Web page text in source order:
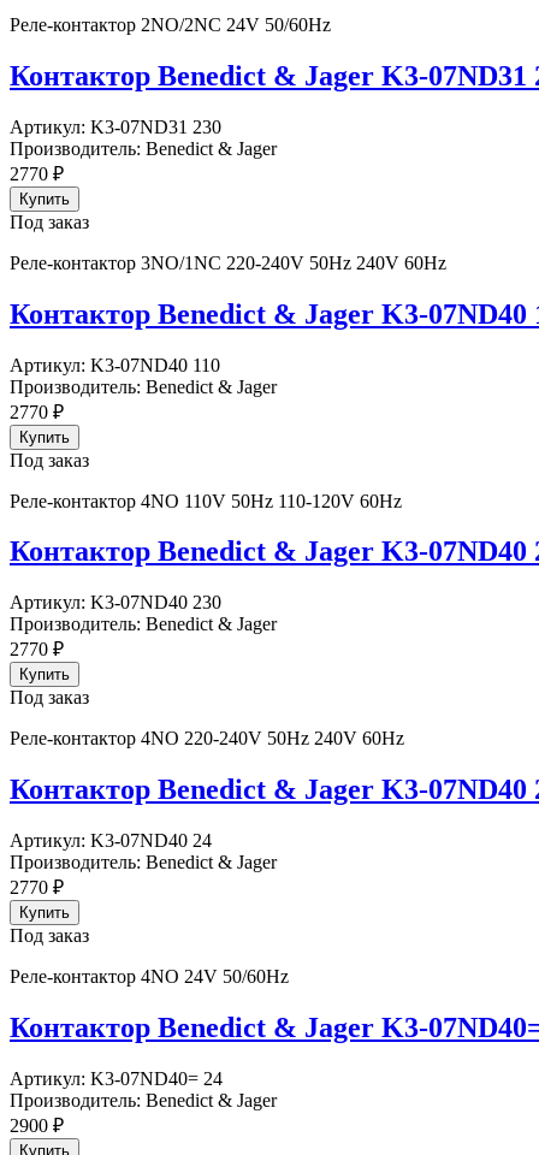
Реле-контактор 2NO/2NC 24V 50/60Hz
Контактор Benedict & Jager K3-07ND31
Артикул: K3-07ND31 230
Производитель: Benedict & Jager
2770 ₽
Под заказ
Реле-контактор 3NO/1NC 220-240V 50Hz 240V 60Hz
Контактор Benedict & Jager K3-07ND40
Артикул: K3-07ND40 110
Производитель: Benedict & Jager
2770 ₽
Под заказ
Реле-контактор 4NO 110V 50Hz 110-120V 60Hz
Контактор Benedict & Jager K3-07ND40
Артикул: K3-07ND40 230
Производитель: Benedict & Jager
2770 ₽
Под заказ
Реле-контактор 4NO 220-240V 50Hz 240V 60Hz
Контактор Benedict & Jager K3-07ND40
Артикул: K3-07ND40 24
Производитель: Benedict & Jager
2770 ₽
Под заказ
Реле-контактор 4NO 24V 50/60Hz
Контактор Benedict & Jager K3-
Артикул: K3-07ND40= 24
Производитель: Benedict & Jager
2900 ₽